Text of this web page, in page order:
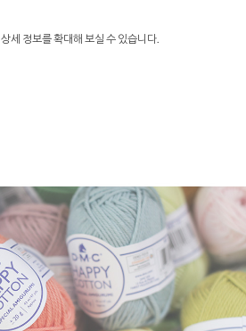
상세 정보를 확대해 보실 수 있습니다.